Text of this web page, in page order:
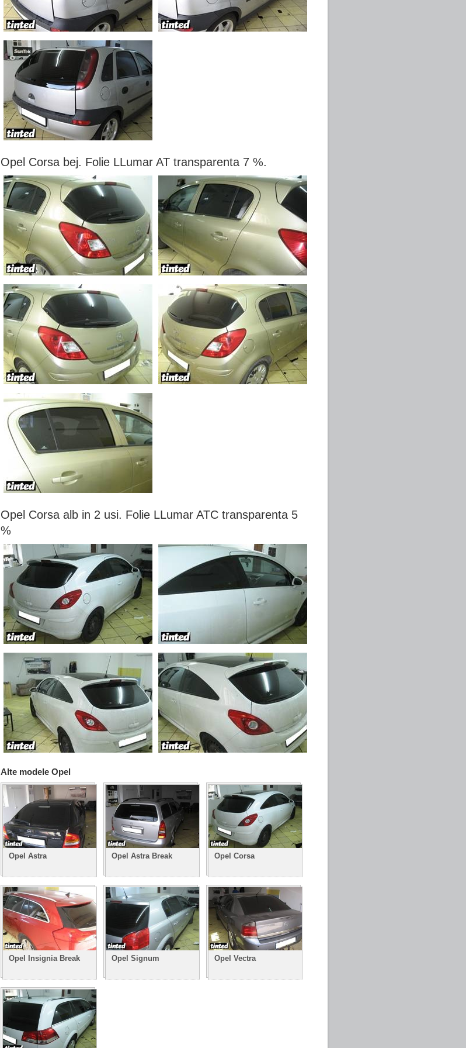
Opel Corsa bej. Folie LLumar AT transparenta 7 %.
Opel Corsa alb in 2 usi. Folie LLumar ATC transparenta 5
%
Alte modele Opel
Opel Astra Opel Astra Break Opel Corsa
Opel Insignia Break Opel Signum Opel Vectra